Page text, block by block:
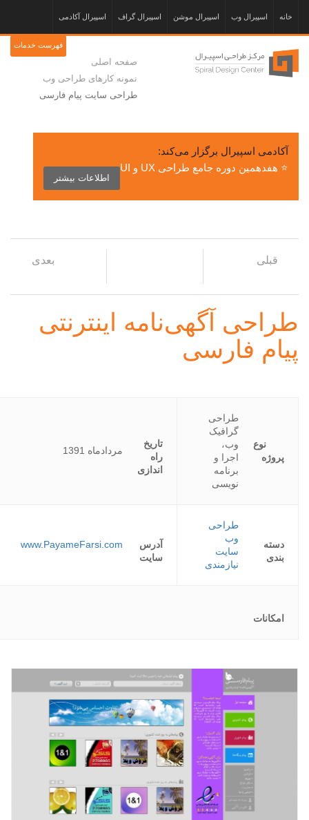
خانه اسپیرال وب اسپیرال موشن اسپیرال گراف اسپیرال آکادمی
فهرست خدمات
صفحه اصلی
نمونه کارهای طراحی وب
طراحی سایت پیام فارسی
آکادمی اسپیرال برگزار می‌کند:
⭐ هفدهمین دوره جامع طراحی UX و UI
اطلاعات بیشتر
قبلی بعدی
طراحی آگهی‌نامه اینترنتی
پیام فارسی
نوع
پروژه
طراحی
گرافیک
وب،
اجرا و
برنامه
نویسی
تاریخ
راه
اندازی
مردادماه 1391
دسته
بندی
طراحی
وب
سایت
نیازمندی
آدرس
سایت
www.PayameFarsi.com
امکانات